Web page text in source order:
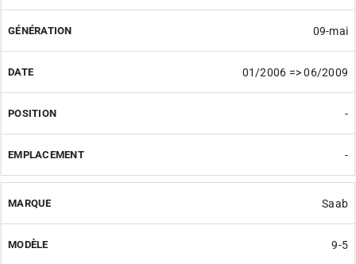
09-mai
01/2006 => 06/2009
-
-
Saab
9-5